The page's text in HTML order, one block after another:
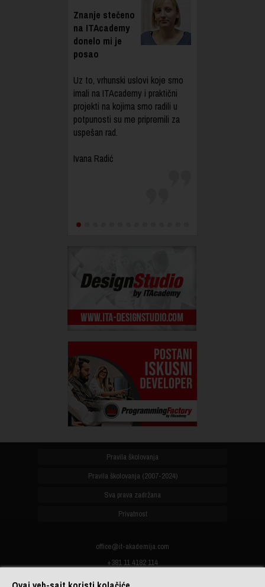
Znanje stečeno
na ITAcademy
donelo mi je
posao
Uz to, vrhunski uslovi koje smo
imali na ITAcademy i praktični
projekti na kojima smo radili u
potpunosti su me pripremili za
uspešan rad.
Ivana Radić
Pravila školovanja
Pravila školovanja (2007-2024)
Sva prava zadržana
Privatnost
office@it-akademija.com
+381 11 4182 114